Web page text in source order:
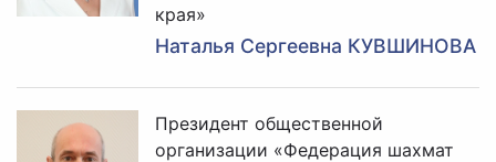
края»
Наталья Сергеевна КУВШИНОВА
Президент общественной
организации «Федерация шахмат